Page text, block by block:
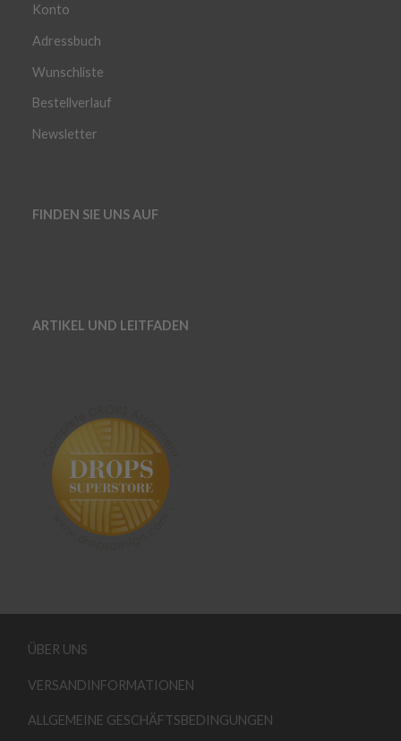
Konto
Adressbuch
Wunschliste
Bestellverlauf
Newsletter
FINDEN SIE UNS AUF
ARTIKEL UND LEITFADEN
ÜBER UNS
VERSANDINFORMATIONEN
ALLGEMEINE GESCHÄFTSBEDINGUNGEN